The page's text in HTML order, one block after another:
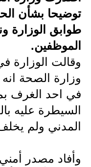
توضيحا بشأن
طوابق الوزارة
الموظفين.
وقالت الوزارة
وزارة الصحة
في احد الغرف
السيطرة عليه
المدني ولم
وأفاد مصدر